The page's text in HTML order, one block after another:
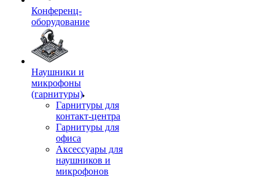
Конференц-
оборудование
Наушники и
микрофоны
(гарнитуры)
Гарнитуры для
контакт-центра
Гарнитуры для
офиса
Аксессуары для
наушников и
микрофонов